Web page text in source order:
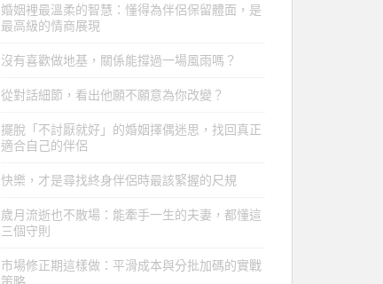
婚姻裡最溫柔的智慧：懂得為伴侶保留體面，是
最高級的情商展現
沒有喜歡做地基，關係能撐過一場風雨嗎？
從對話細節，看出他願不願意為你改變？
擺脫「不討厭就好」的婚姻擇偶迷思，找回真正
適合自己的伴侶
快樂，才是尋找終身伴侶時最該緊握的尺規
歲月流逝也不散場：能牽手一生的夫妻，都懂這
三個守則
市場修正期這樣做：平滑成本與分批加碼的實戰